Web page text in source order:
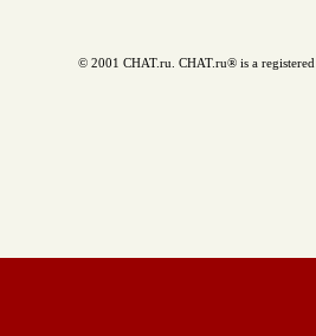
© 2001 CHAT.ru. CHAT.ru® is a